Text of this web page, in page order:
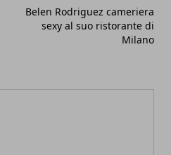
Belen Rodriguez cameriera
sexy al suo ristorante di
Milano